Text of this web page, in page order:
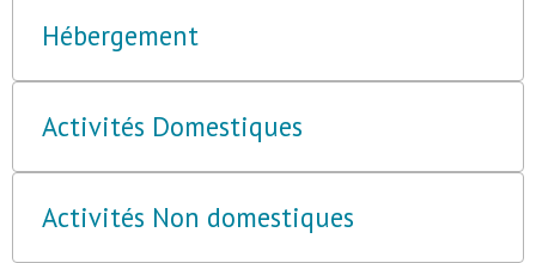
Hébergement
Activités Domestiques
Activités Non domestiques